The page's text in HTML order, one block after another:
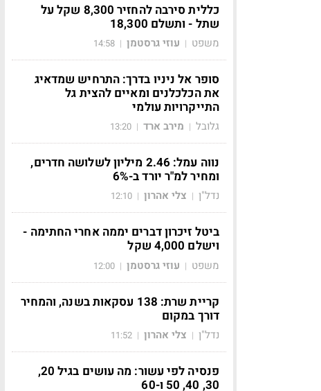
כללית סירבה להחזיר 8,300 שקל על
שתל - ותשלם 18,300
משפט | עוזי גרסטמן |
14:58
סופר אל ניניו בדרך: התרחיש שמדאיג
את הכלכלנים ומאיים להצית גל
התייקרויות עולמי
גלובל | מירב ארד |
13:20
נווה עמל: 2.46 מיליון לשלושה חדרים,
ומחיר למ"ר יורד ב-6%
נדל"ן | צלי אהרון |
12:10
ביטל זיכרון דברים יממה אחרי החתימה -
וישלם 4,000 שקל
משפט | עוזי גרסטמן |
12:00
קריית שרת: 138 עסקאות בשנה, והמחיר
דורך במקום
נדל"ן | צלי אהרון |
11:52
פנסיה לפי עשור: מה עושים בגיל 20,
30, 40, 50 ו-60